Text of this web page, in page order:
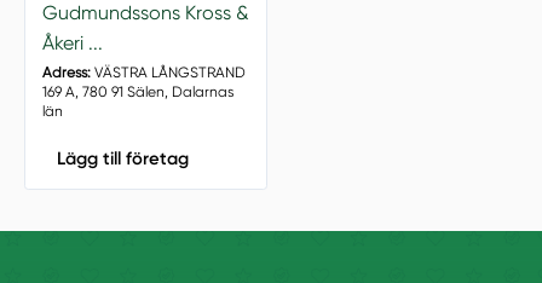
Gudmundssons Kross &
Åkeri ...
Adress:VÄSTRA LÅNGSTRAND
169 A, 780 91 Sälen, Dalarnas
län
Lägg till företag